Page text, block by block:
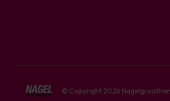
© Copyright 2026